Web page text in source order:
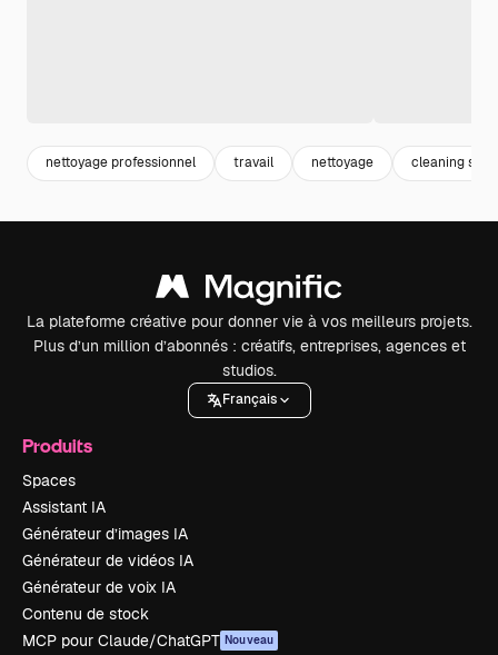
nettoyage professionnel travail nettoyage cleaning
La plateforme créative pour donner vie à vos meilleurs projets.
Plus d’un million d’abonnés : créatifs, entreprises, agences et
studios.
Français
Produits
Spaces
Assistant IA
Générateur d’images IA
Générateur de vidéos IA
Générateur de voix IA
Contenu de stock
MCP pour Claude/ChatGPT Nouveau